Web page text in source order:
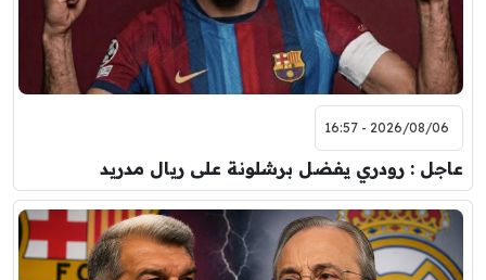
2026/08/06 - 16:57
عاجل : رودري يفضل برشلونة على ريال مدريد